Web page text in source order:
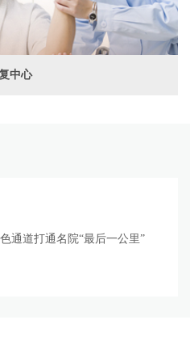
中心
通道打通名院“最后一公里”